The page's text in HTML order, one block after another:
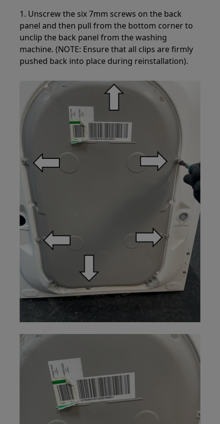
1. Unscrew the six 7mm screws on the back
panel and then pull from the bottom corner to
unclip the back panel from the washing
machine. (NOTE: Ensure that all clips are firmly
pushed back into place during reinstallation).